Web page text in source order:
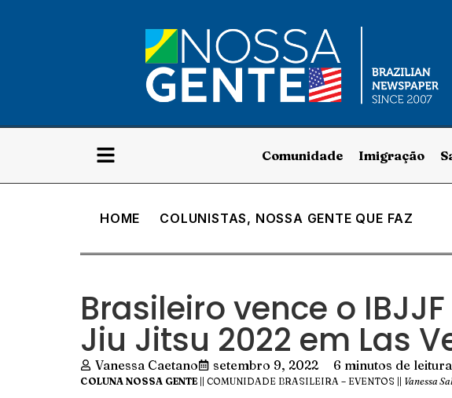
Comunidade Imigração
HOME COLUNISTAS, NOSSA GENTE QUE FAZ
Brasileiro vence o
Jiu Jitsu 2022 em Las
Vanessa Caetano setembro 9, 2022 6 minutos de leitura
COLUNA NOSSA GENTE|| COMUNIDADE BRASILEIRA – EVENTOS || Vanessa